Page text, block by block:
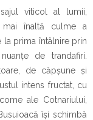
viticol al lumii,
mai înaltă culme a
la prima întâlnire prin
de trandafiri.
de căpşune şi
intens fructat, cu
ale Cotnariului,
își schimbă